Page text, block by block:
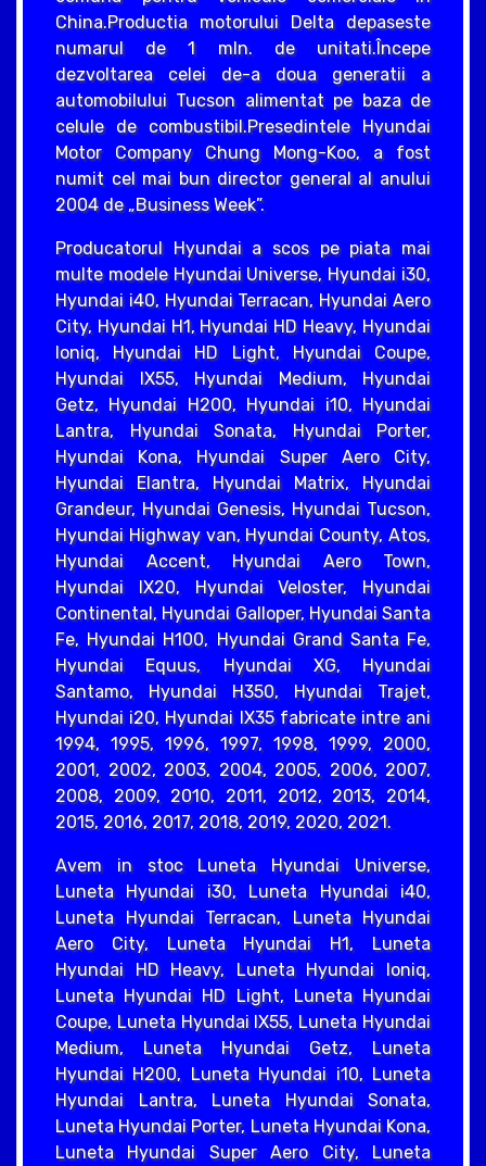
China.Productia motorului Delta depaseste
numarul de 1 mln. de unitati.Începe
dezvoltarea celei de-a doua generatii a
automobilului Tucson alimentat pe baza de
celule de combustibil.Presedintele Hyundai
Motor Company Chung Mong-Koo, a fost
numit cel mai bun director general al anului
2004 de „Business Week”.
Producatorul Hyundai a scos pe piata mai
multe modele Hyundai Universe, Hyundai i30,
Hyundai i40, Hyundai Terracan, Hyundai Aero
City, Hyundai H1, Hyundai HD Heavy, Hyundai
Ioniq, Hyundai HD Light, Hyundai Coupe,
Hyundai IX55, Hyundai Medium, Hyundai
Getz, Hyundai H200, Hyundai i10, Hyundai
Lantra, Hyundai Sonata, Hyundai Porter,
Hyundai Kona, Hyundai Super Aero City,
Hyundai Elantra, Hyundai Matrix, Hyundai
Grandeur, Hyundai Genesis, Hyundai Tucson,
Hyundai Highway van, Hyundai County, Atos,
Hyundai Accent, Hyundai Aero Town,
Hyundai IX20, Hyundai Veloster, Hyundai
Continental, Hyundai Galloper, Hyundai Santa
Fe, Hyundai H100, Hyundai Grand Santa Fe,
Hyundai Equus, Hyundai XG, Hyundai
Santamo, Hyundai H350, Hyundai Trajet,
Hyundai i20, Hyundai IX35 fabricate intre ani
1994, 1995, 1996, 1997, 1998, 1999, 2000,
2001, 2002, 2003, 2004, 2005, 2006, 2007,
2008, 2009, 2010, 2011, 2012, 2013, 2014,
2015, 2016, 2017, 2018, 2019, 2020, 2021.
Avem in stoc Luneta Hyundai Universe,
Luneta Hyundai i30, Luneta Hyundai i40,
Luneta Hyundai Terracan, Luneta Hyundai
Aero City, Luneta Hyundai H1, Luneta
Hyundai HD Heavy, Luneta Hyundai Ioniq,
Luneta Hyundai HD Light, Luneta Hyundai
Coupe, Luneta Hyundai IX55, Luneta Hyundai
Medium, Luneta Hyundai Getz, Luneta
Hyundai H200, Luneta Hyundai i10, Luneta
Hyundai Lantra, Luneta Hyundai Sonata,
Luneta Hyundai Porter, Luneta Hyundai Kona,
Luneta Hyundai Super Aero City, Luneta